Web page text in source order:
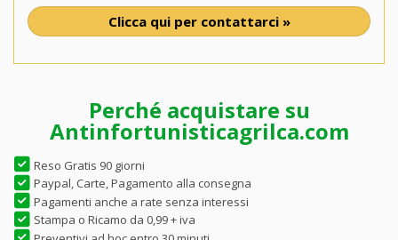
Clicca qui per contattarci »
Perché acquistare su
Antinfortunisticagrilca.com
Reso Gratis 90 giorni
Paypal, Carte, Pagamento alla consegna
Pagamenti anche a rate senza interessi
Stampa o Ricamo da 0,99 + iva